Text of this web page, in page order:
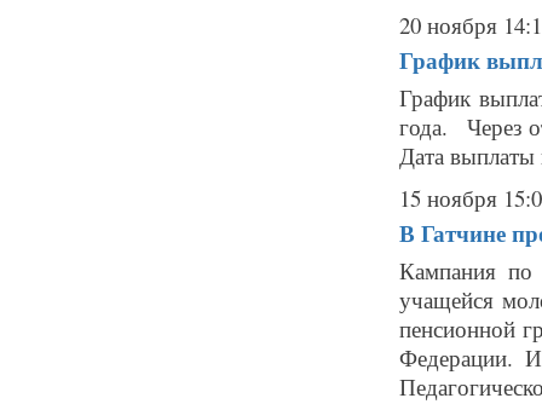
20 ноября
График
График
года. Через
Дата выплаты
15 ноября
В Гатчине
Кампания по
учащейся
пенсионной
Федерации.